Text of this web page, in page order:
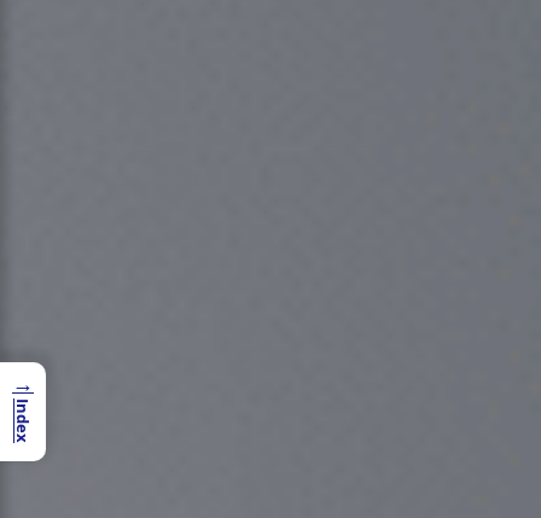
→
Index